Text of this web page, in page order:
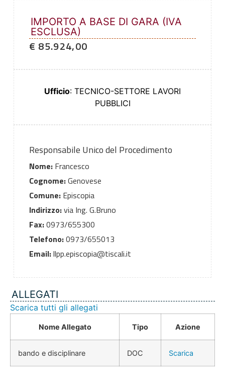
IMPORTO A BASE DI GARA (IVA
ESCLUSA)
€ 85.924,00
Ufficio: TECNICO-SETTORE LAVORI
PUBBLICI
Responsabile Unico del Procedimento
Nome:Francesco
Cognome:Genovese
Comune:Episcopia
Indirizzo:via Ing. G.Bruno
Fax:0973/655300
Telefono:0973/655013
Email:llpp.episcopia@tiscali.it
ALLEGATI
Scarica tutti gli allegati
Nome Allegato Tipo Azione
bando e disciplinare DOC Scarica